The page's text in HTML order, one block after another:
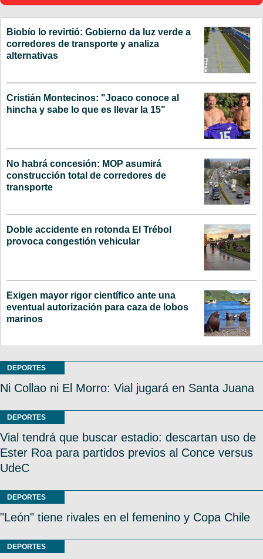
Biobío lo revirtió: Gobierno da luz verde a
corredores de transporte y analiza
alternativas
Cristián Montecinos: "Joaco conoce al
hincha y sabe lo que es llevar la 15"
No habrá concesión: MOP asumirá
construcción total de corredores de
transporte
Doble accidente en rotonda El Trébol
provoca congestión vehicular
Exigen mayor rigor científico ante una
eventual autorización para caza de lobos
marinos
DEPORTES
Ni Collao ni El Morro: Vial jugará en Santa Juana
DEPORTES
Vial tendrá que buscar estadio: descartan uso de
Ester Roa para partidos previos al Conce versus
UdeC
DEPORTES
"León" tiene rivales en el femenino y Copa Chile
DEPORTES